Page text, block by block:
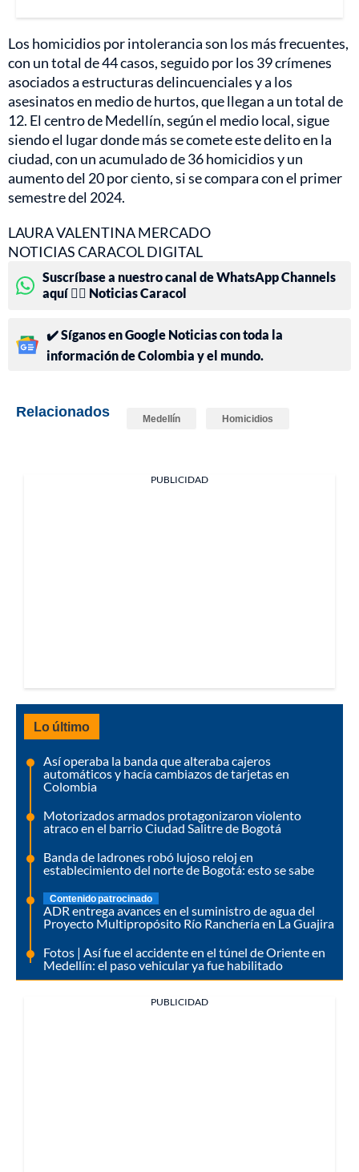
Los homicidios por intolerancia son los más frecuentes,
con un total de 44 casos, seguido por los 39 crímenes
asociados a estructuras delincuenciales y a los
asesinatos en medio de hurtos, que llegan a un total de
12. El centro de Medellín, según el medio local, sigue
siendo el lugar donde más se comete este delito en la
ciudad, con un acumulado de 36 homicidios y un
aumento del 20 por ciento, si se compara con el primer
semestre del 2024.
LAURA VALENTINA MERCADO
NOTICIAS CARACOL DIGITAL
Suscríbase a nuestro canal de WhatsApp Channels
aquí 👉🏻 Noticias Caracol
✔️ Síganos en Google Noticias con toda la
información de Colombia y el mundo.
Relacionados Medellín Homicidios
PUBLICIDAD
Lo último
Así operaba la banda que alteraba cajeros
automáticos y hacía cambiazos de tarjetas en
Colombia
Motorizados armados protagonizaron violento
atraco en el barrio Ciudad Salitre de Bogotá
Banda de ladrones robó lujoso reloj en
establecimiento del norte de Bogotá: esto se sabe
Contenido patrocinado
ADR entrega avances en el suministro de agua del
Proyecto Multipropósito Río Ranchería en La Guajira
Fotos | Así fue el accidente en el túnel de Oriente en
Medellín: el paso vehicular ya fue habilitado
PUBLICIDAD